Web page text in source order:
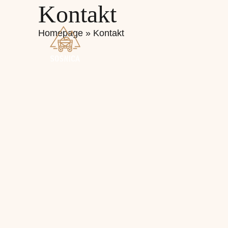
Kontakt
Homepage » Kontakt